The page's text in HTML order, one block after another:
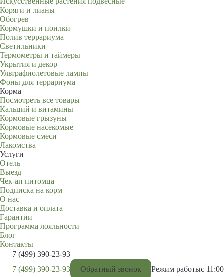
Коряги и лианы
Обогрев
Кормушки и поилки
Полив террариума
Светильники
Термометры и таймеры
Укрытия и декор
Ультрафиолетовые лампы
Фоны для террариума
Корма
Посмотреть все товары
Кальций и витамины
Кормовые грызуны
Кормовые насекомые
Кормовые смеси
Лакомства
Услуги
Отель
Выезд
Чек-ап питомца
Подписка на корм
О нас
Доставка и оплата
Гарантии
Программа лояльности
Блог
Контакты
+7 (499) 390-23-93
+7 (499) 390-23-93
Обратный звонок Режим работыс 11:00